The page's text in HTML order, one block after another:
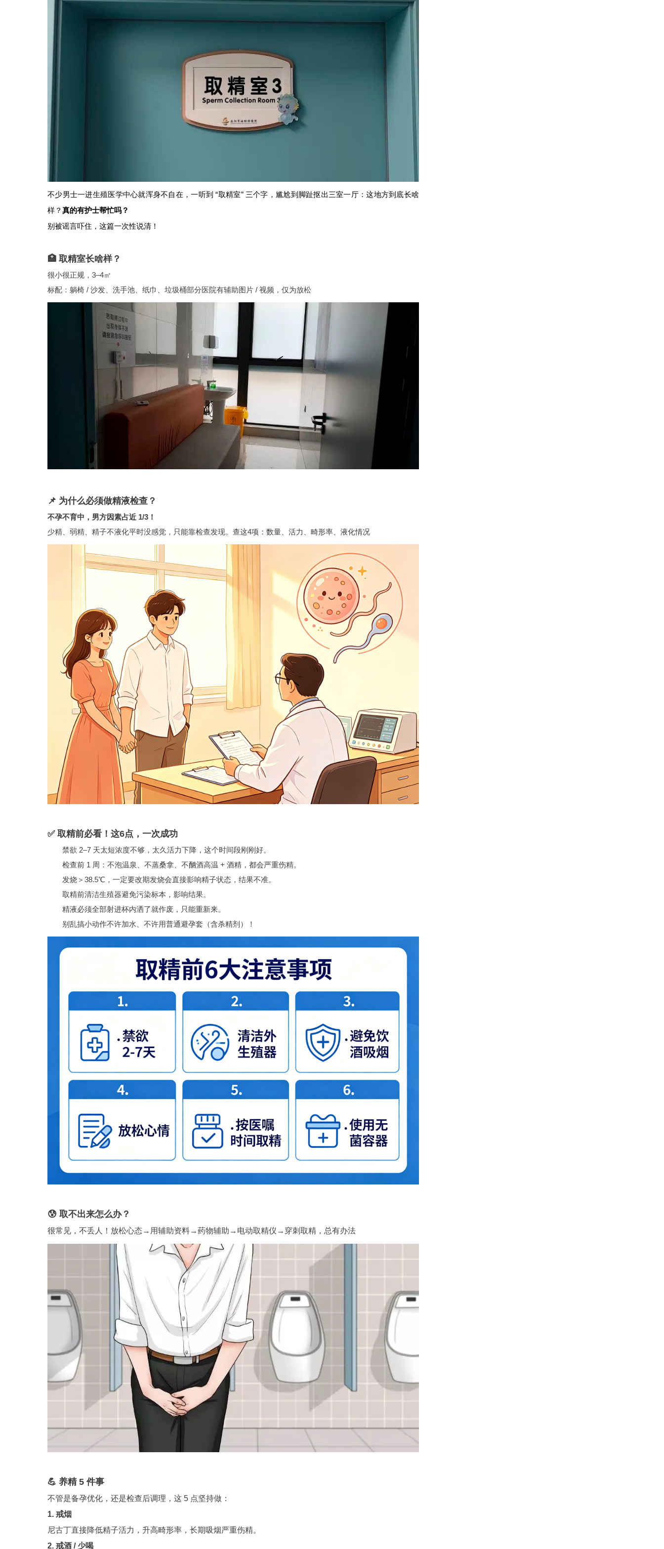
不少男士一进生殖医学中心就浑身不自在，一听到 “取精室” 三个字，尴尬到脚趾抠出三室一厅：这地方到底长啥
样？ 真的有护士帮忙吗？
别被谣言吓住，这篇一次性说清！
🏥 取精室长啥样？
很小很正规，3–4㎡
标配：躺椅 / 沙发、洗手池、纸巾、垃圾桶部分医院有辅助图片 / 视频，仅为放松
📌 为什么必须做精液检查？
不孕不育中，男方因素占近 1/3！
少精、弱精、 精子不液化平时没感觉，只能靠检查发现。 查这4项：数量、活力、畸形率、液化情况
✅ 取精前必看！这6点，一次成功
禁欲 2–7 天太短浓度不够，太久活力下降，这个时间段刚刚好。
检查前 1 周：不泡温泉、不蒸桑拿、不酗酒高温 + 酒精，都会严重伤精。
发烧＞38.5℃，一定要改期发烧会直接影响精子状态，结果不准。
取精前清洁生殖器避免污染标本，影响结果。
精液必须全部射进杯内洒了就作废，只能重新来。
别乱搞小动作不许加水、不许用普通避孕套（含杀精剂）！
😰 取不出来怎么办？
很常见，不丢人！放松心态→用辅助资料→药物辅助→ 电动取精仪 →穿刺取精，总有办法
💪 养精 5 件事
不管是备孕优化，还是检查后调理，这 5 点坚持做：
1. 戒烟
尼古丁直接降低精子活力，升高畸形率，长期吸烟严重伤精。
2. 戒酒 / 少喝